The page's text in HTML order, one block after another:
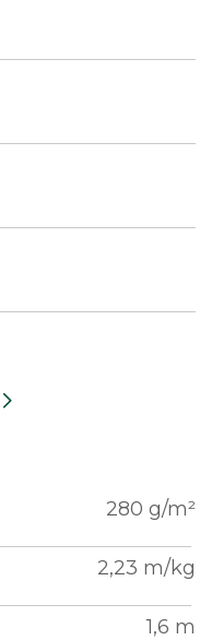
280 g/m²
2,23 m/kg
1,6 m